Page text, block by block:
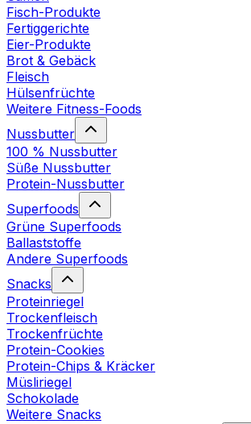
Fisch-Produkte
Fertiggerichte
Eier-Produkte
Brot & Gebäck
Fleisch
Hülsenfrüchte
Weitere Fitness-Foods
Nussbutter
100 % Nussbutter
Süße Nussbutter
Protein-Nussbutter
Superfoods
Grüne Superfoods
Ballaststoffe
Andere Superfoods
Snacks
Proteinriegel
Trockenfleisch
Trockenfrüchte
Protein-Cookies
Protein-Chips & Kräcker
Müsliriegel
Schokolade
Weitere Snacks